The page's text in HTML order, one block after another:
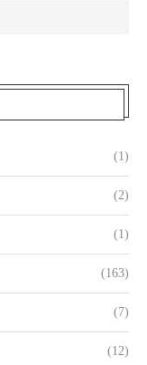
(1)
(2)
(1)
(163)
(7)
(12)